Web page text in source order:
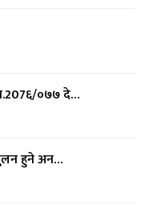
०७७ दे…
हुने अन…